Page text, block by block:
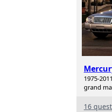
1975-
grand
16